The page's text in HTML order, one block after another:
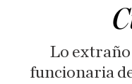
Lo extraño
funcionaria